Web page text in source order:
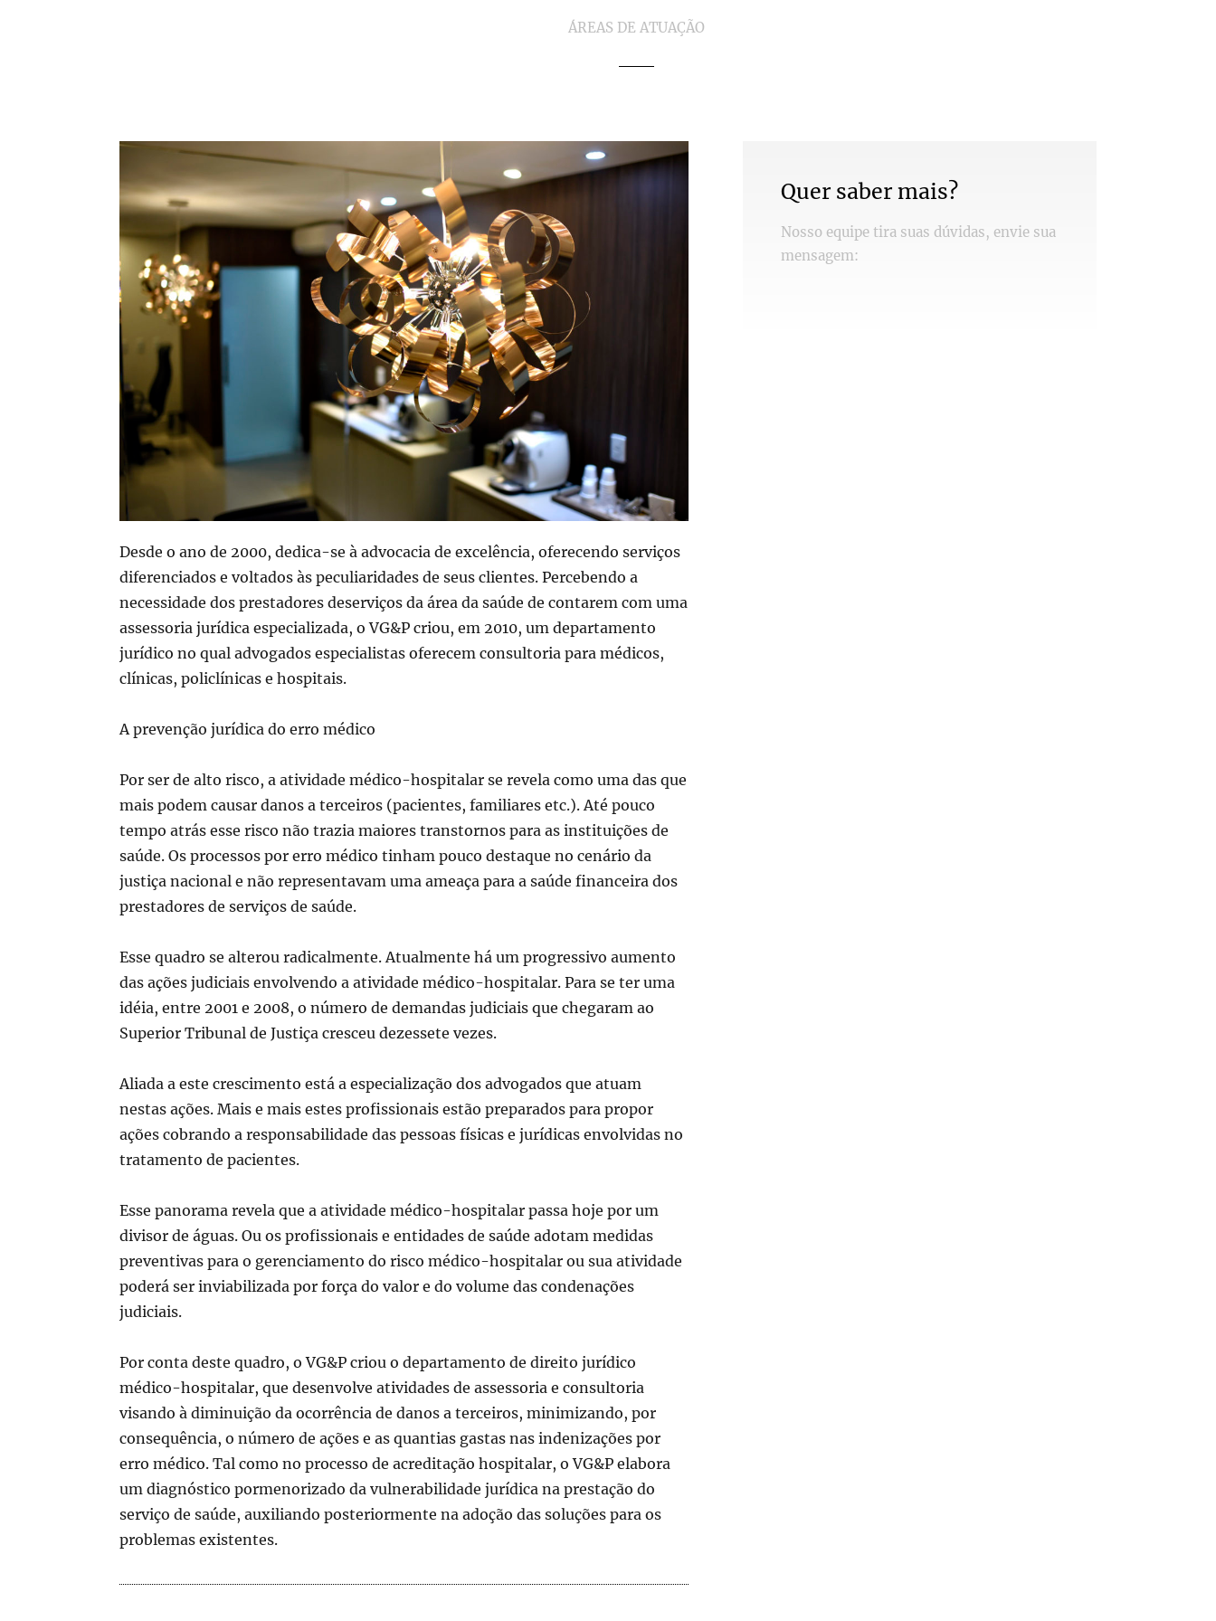
ÁREAS DE ATUAÇÃO
Desde o ano de 2000, dedica-se à advocacia de excelência, oferecendo serviços
diferenciados e voltados às peculiaridades de seus clientes. Percebendo a
necessidade dos prestadores deserviços da área da saúde de contarem com uma
assessoria jurídica especializada, o VG&P criou, em 2010, um departamento
jurídico no qual advogados especialistas oferecem consultoria para médicos,
clínicas, policlínicas e hospitais.
A prevenção jurídica do erro médico
Por ser de alto risco, a atividade médico-hospitalar se revela como uma das que
mais podem causar danos a terceiros (pacientes, familiares etc.). Até pouco
tempo atrás esse risco não trazia maiores transtornos para as instituições de
saúde. Os processos por erro médico tinham pouco destaque no cenário da
justiça nacional e não representavam uma ameaça para a saúde financeira dos
prestadores de serviços de saúde.
Esse quadro se alterou radicalmente. Atualmente há um progressivo aumento
das ações judiciais envolvendo a atividade médico-hospitalar. Para se ter uma
idéia, entre 2001 e 2008, o número de demandas judiciais que chegaram ao
Superior Tribunal de Justiça cresceu dezessete vezes.
Aliada a este crescimento está a especialização dos advogados que atuam
nestas ações. Mais e mais estes profissionais estão preparados para propor
ações cobrando a responsabilidade das pessoas físicas e jurídicas envolvidas no
tratamento de pacientes.
Esse panorama revela que a atividade médico-hospitalar passa hoje por um
divisor de águas. Ou os profissionais e entidades de saúde adotam medidas
preventivas para o gerenciamento do risco médico-hospitalar ou sua atividade
poderá ser inviabilizada por força do valor e do volume das condenações
judiciais.
Por conta deste quadro, o VG&P criou o departamento de direito jurídico
médico-hospitalar, que desenvolve atividades de assessoria e consultoria
visando à diminuição da ocorrência de danos a terceiros, minimizando, por
consequência, o número de ações e as quantias gastas nas indenizações por
erro médico. Tal como no processo de acreditação hospitalar, o VG&P elabora
um diagnóstico pormenorizado da vulnerabilidade jurídica na prestação do
serviço de saúde, auxiliando posteriormente na adoção das soluções para os
problemas existentes.
Quer saber mais?
Nosso equipe tira suas dúvidas, envie sua
mensagem: